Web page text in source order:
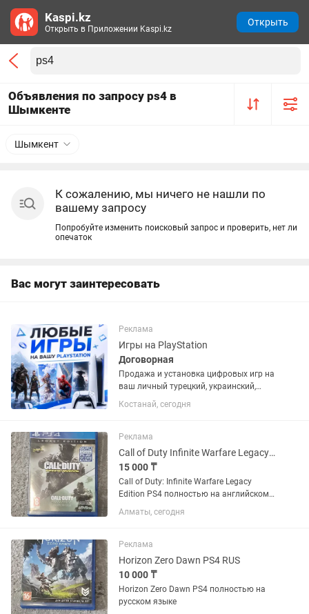
Объявления по запросу ps4 в
Шымкенте
Шымкент
К сожалению, мы ничего не нашли по
вашему запросу
Попробуйте изменить поисковый запрос и проверить, нет ли
опечаток
Вас могут заинтересовать
Реклама
Игры на PlayStation
Договорная
Продажа и установка цифровых игр на
ваш личный турецкий, украинский,
американский или польский PSN
запросу. Работают на PS4 и...
Костанай, сегодня
Реклама
Call of Duty Infinite Warfare Legacy Edition PS4 ENG
15 000 ₸
Call of Duty: Infinite Warfare Legacy
Edition PS4 полностью на английском
языке
Алматы, сегодня
Реклама
Horizon Zero Dawn PS4 RUS
10 000 ₸
Horizon Zero Dawn PS4 полностью на
русском языке
Kaspi.kz
Открыть в Приложении Kaspi.kz
Открыть